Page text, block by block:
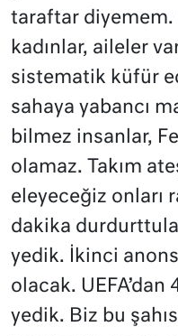
taraftar diyemem.
kadınlar, aileler
sistematik küfür
sahaya yabancı
bilmez insanlar,
olamaz. Takım
eleyeceğiz onları
dakika
yedik. İkinci
olacak.
yedik. Biz bu